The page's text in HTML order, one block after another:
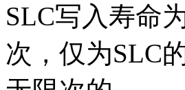
SLC写入寿命
次，仅为SLC